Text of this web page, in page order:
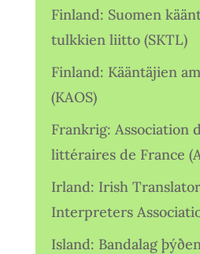
Finland: Suomen
tulkkien liitto (SKTL)
Finland: Kääntäjien
(KAOS)
Frankrig: Association
littéraires de France
Irland: Irish
Interpreters
Island: Bandalag